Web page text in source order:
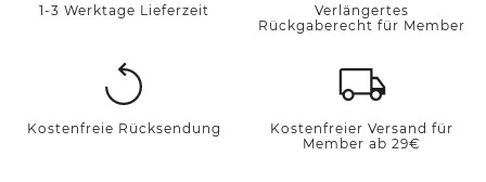
1-3 Werktage Lieferzeit
Verlängertes
Rückgaberecht für Member
Kostenfreie Rücksendung
Kostenfreier Versand für
Member ab 29€